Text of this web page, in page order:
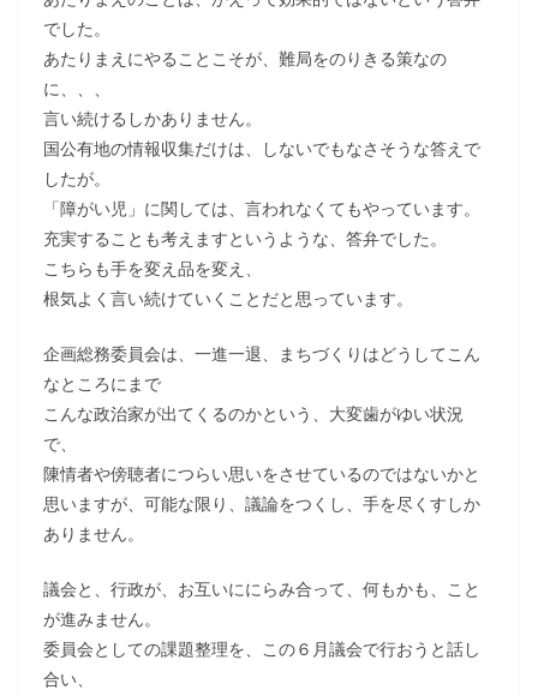
でした。
あたりまえにやることこそが、難局をのりきる策なの
に、、、
言い続けるしかありません。
国公有地の情報収集だけは、しないでもなさそうな答えで
したが。
「障がい児」に関しては、言われなくてもやっています。
充実することも考えますというような、答弁でした。
こちらも手を変え品を変え、
根気よく言い続けていくことだと思っています。
企画総務委員会は、一進一退、まちづくりはどうしてこん
なところにまで
こんな政治家が出てくるのかという、大変歯がゆい状況
で、
陳情者や傍聴者につらい思いをさせているのではないかと
思いますが、可能な限り、議論をつくし、手を尽くすしか
ありません。
議会と、行政が、お互いににらみ合って、何もかも、こと
が進みません。
委員会としての課題整理を、この６月議会で行おうと話し
合い、